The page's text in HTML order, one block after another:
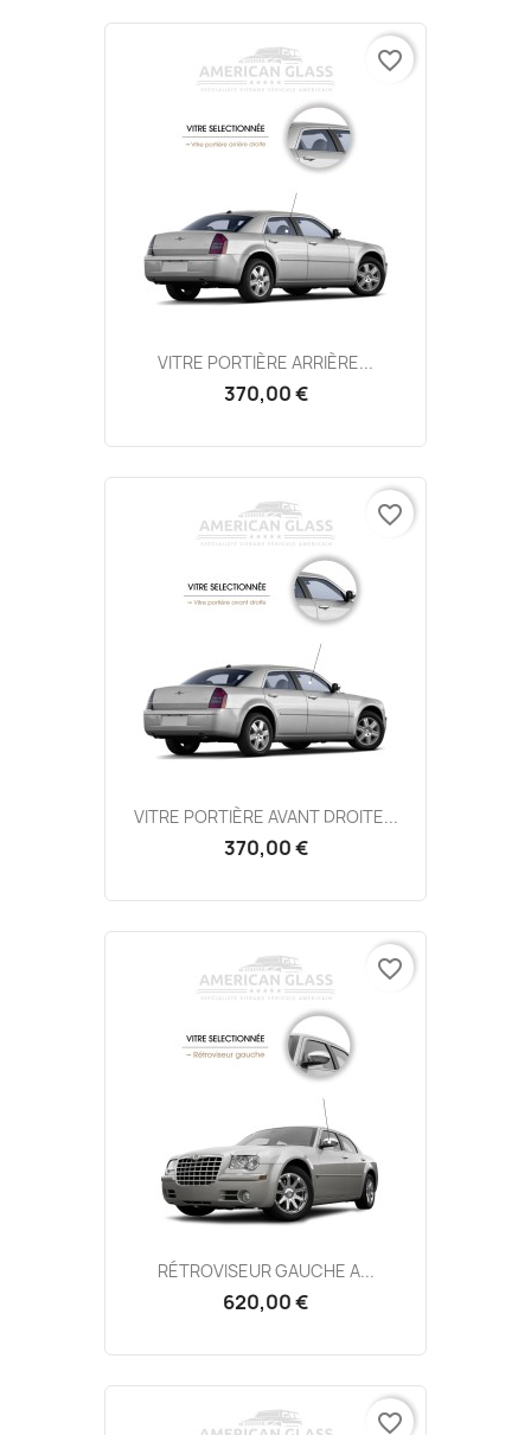
VITRE PORTIÈRE ARRIÈRE...
370,00 €
favorite_border
VITRE PORTIÈRE AVANT DROITE...
370,00 €
favorite_border
RÉTROVISEUR GAUCHE A...
620,00 €
favorite_border
favorite_border